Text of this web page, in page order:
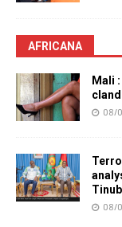
AFRICANA
Mali
08/
08/